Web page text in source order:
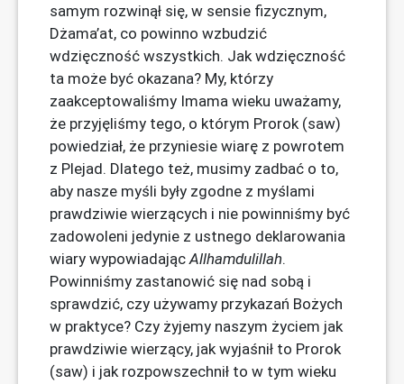
samym rozwinął się, w sensie fizycznym,
Dżama’at, co powinno wzbudzić
wdzięczność wszystkich. Jak wdzięczność
ta może być okazana? My, którzy
zaakceptowaliśmy Imama wieku uważamy,
że przyjęliśmy tego, o którym Prorok (saw)
powiedział, że przyniesie wiarę z powrotem
z Plejad. Dlatego też, musimy zadbać o to,
aby nasze myśli były zgodne z myślami
prawdziwie wierzących i nie powinniśmy być
zadowoleni jedynie z ustnego deklarowania
wiary wypowiadającAllhamdulillah.
Powinniśmy zastanowić się nad sobą i
sprawdzić, czy używamy przykazań Bożych
w praktyce? Czy żyjemy naszym życiem jak
prawdziwie wierzący, jak wyjaśnił to Prorok
(saw) i jak rozpowszechnił to w tym wieku